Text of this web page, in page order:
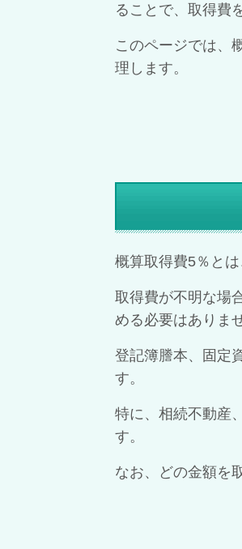
ることで、取得費
このページでは、
理します。
概算取得費5％と
取得費が不明な場
める必要はありま
登記簿謄本、固定
す。
特に、相続不動産
す。
なお、どの金額を